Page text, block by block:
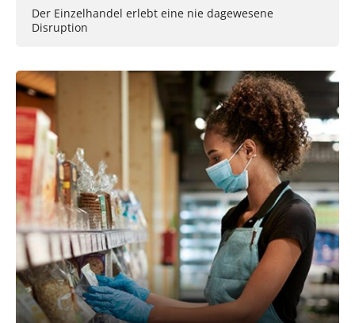
Der Einzelhandel erlebt eine nie dagewesene
Disruption